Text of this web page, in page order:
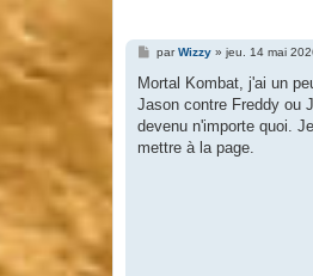
M
s
a
g
parWizzy» jeu. 14 mai
Mortal Kombat, j'ai un
Jason contre Freddy ou
devenu n'importe quoi.
mettre à la page.